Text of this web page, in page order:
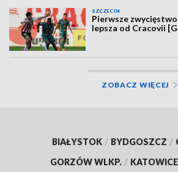
SZCZECIN
Pierwsze
lepsza od Cracovii
ZOBACZ WIĘCEJ
BIAŁYSTOK / BYDGOSZCZ /
GORZÓW WLKP. / KATOWICE